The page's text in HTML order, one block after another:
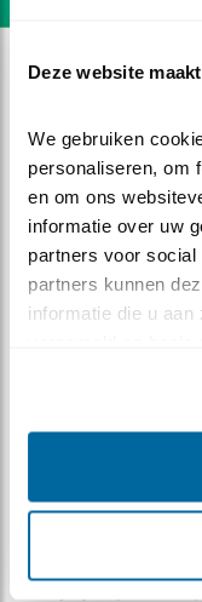
Deze website
We gebruiken
personaliseren, om
en om ons
informatie over uw
partners voor
partners kunnen
informatie die u
Alle 3